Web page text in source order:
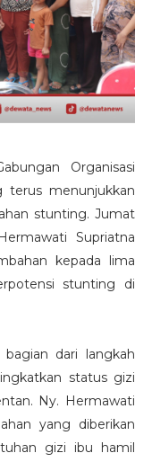
Organisasi
terus menunjukkan
stunting. Jumat
Supriatna
kepada lima
stunting di
dari langkah
status gizi
Ny. Hermawati
yang diberikan
gizi ibu hamil